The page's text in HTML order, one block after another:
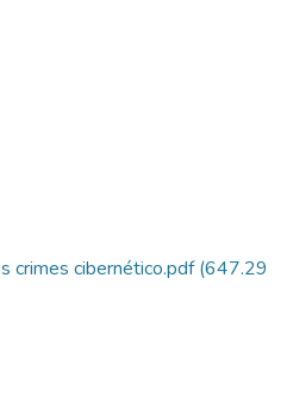
crimes cibernético.pdf(647.29